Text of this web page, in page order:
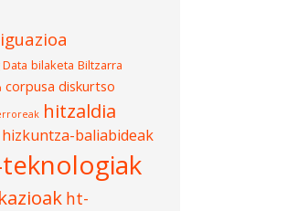
bilaketa Biltzarra
corpusa diskurtso
hitzaldia
hizkuntza-baliabideak
ht-